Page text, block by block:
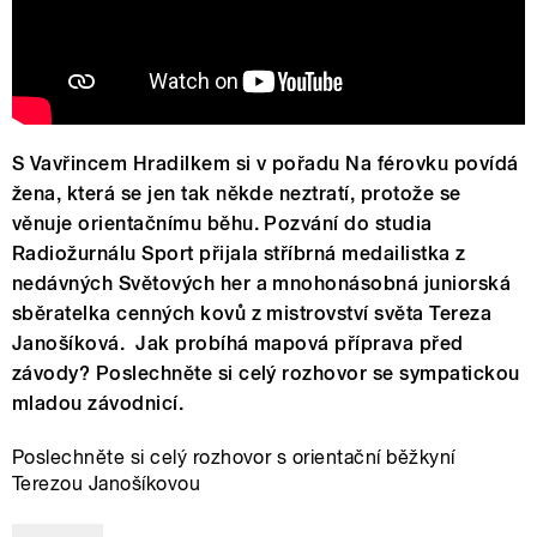
S Vavřincem Hradilkem si v pořadu Na férovku povídá
žena, která se jen tak někde neztratí, protože se
věnuje orientačnímu běhu. Pozvání do studia
Radiožurnálu Sport přijala stříbrná medailistka z
nedávných Světových her a mnohonásobná juniorská
sběratelka cenných kovů z mistrovství světa Tereza
Janošíková. Jak probíhá mapová příprava před
závody? Poslechněte si celý rozhovor se sympatickou
mladou závodnicí.
Poslechněte si celý rozhovor s orientační běžkyní
Terezou Janošíkovou